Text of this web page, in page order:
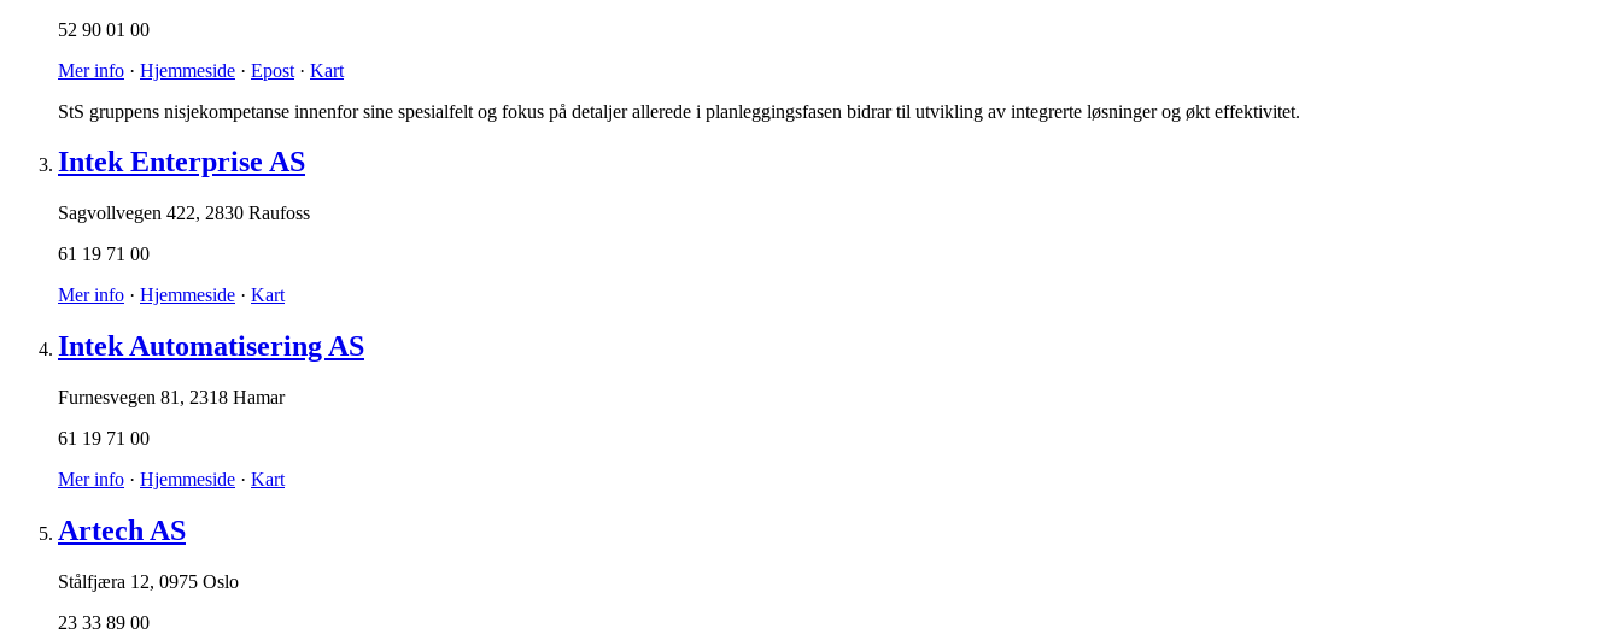
52 90 01 00
Mer info · Hjemmeside · Epost · Kart
StS gruppens nisjekompetanse innenfor sine spesialfelt og fokus på detaljer allerede i planleggingsfasen bidrar til utvikling av integrerte løsninger og økt effektivitet.
Intek Enterprise AS
Sagvollvegen 422, 2830 Raufoss
61 19 71 00
Mer info · Hjemmeside · Kart
Intek Automatisering AS
Furnesvegen 81 , 2318 Hamar
61 19 71 00
Mer info · Hjemmeside · Kart
Artech AS
Stålfjæra 12, 0975 Oslo
23 33 89 00